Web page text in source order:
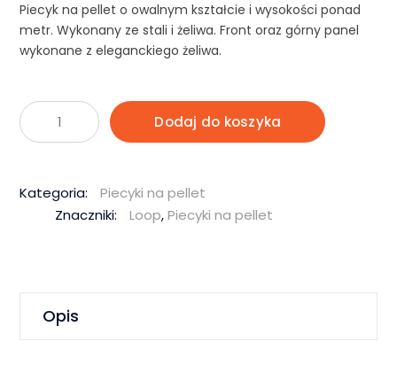
Piecyk na pellet o owalnym kształcie i wysokości ponad
metr. Wykonany ze stali i żeliwa. Front oraz górny panel
wykonane z eleganckiego żeliwa.
ilość
Loop
–
Dodaj do koszyka
Kategoria:
Piecyki na pellet
Znaczniki:
Loop,Piecyki na pellet
Opis